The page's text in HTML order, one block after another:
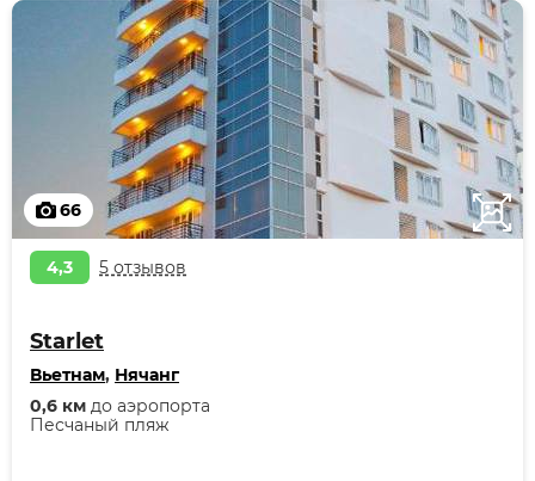
66
4,3 5 отзывов
Starlet
Вьетнам, Нячанг
Песчаный пляж
0,6 км до аэропорта